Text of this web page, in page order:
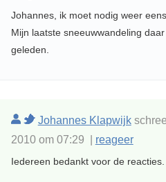
Johannes, ik moet nodig weer
Mijn laatste sneeuwwandeling
geleden.
Johannes Klapwijk
2010 om 07:29 | reageer
Iedereen bedankt voor de reacties.